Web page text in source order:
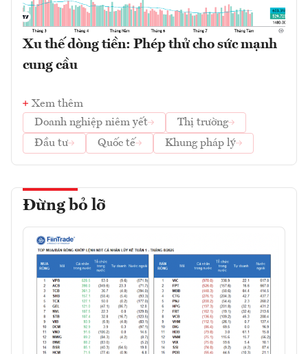
Xu thế dòng tiền: Phép thử cho sức mạnh
cung cầu
Xem thêm
Doanh nghiệp niêm yết
Thị trường
Đầu tư
Quốc tế Khung pháp lý
Đừng bỏ lỡ